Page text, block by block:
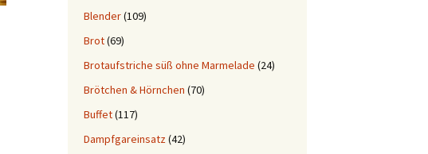
Blender(109)
Brot(69)
Brotaufstriche süß ohne Marmelade (24)
Brötchen & Hörnchen (70)
Buffet(117)
Dampfgareinsatz(42)